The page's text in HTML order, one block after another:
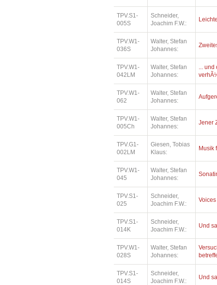
TPV.S1-
005S
Schneider,
Joachim F.W.:
TPV.W1-
036S
Walter, Stefan
Johannes:
TPV.W1-
042LM
Walter, Stefan
Johannes:
... und
TPV.W1-
062
Walter, Stefan
Johannes:
TPV.W1-
005Ch
Walter, Stefan
Johannes:
Jener
TPV.G1-
002LM
Giesen, Tobias
Klaus:
Musik
TPV.W1-
045
Walter, Stefan
Johannes:
TPV.S1-
025
Schneider,
Joachim F.W.:
TPV.S1-
014K
Schneider,
Joachim F.W.:
Und
TPV.W1-
028S
Walter, Stefan
Johannes:
TPV.S1-
014S
Schneider,
Joachim F.W.:
Und